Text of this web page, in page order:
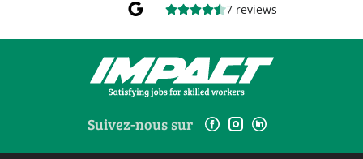
7 reviews
Suivez-nous sur